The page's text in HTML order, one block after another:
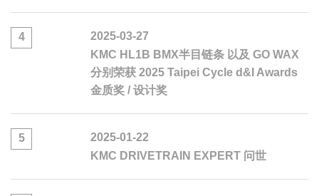
4
2025-03-27
KMC HL1B BMX半目链条 以及 GO WAX
分别荣获 2025 Taipei Cycle d&I Awards
金质奖 / 设计奖
5
2025-01-22
KMC DRIVETRAIN EXPERT 问世